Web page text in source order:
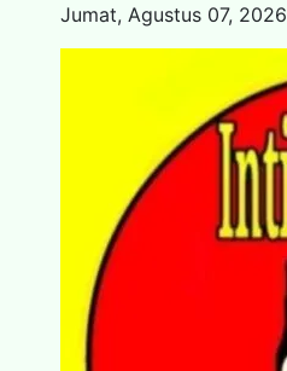
Jumat, Agustus 07, 2026